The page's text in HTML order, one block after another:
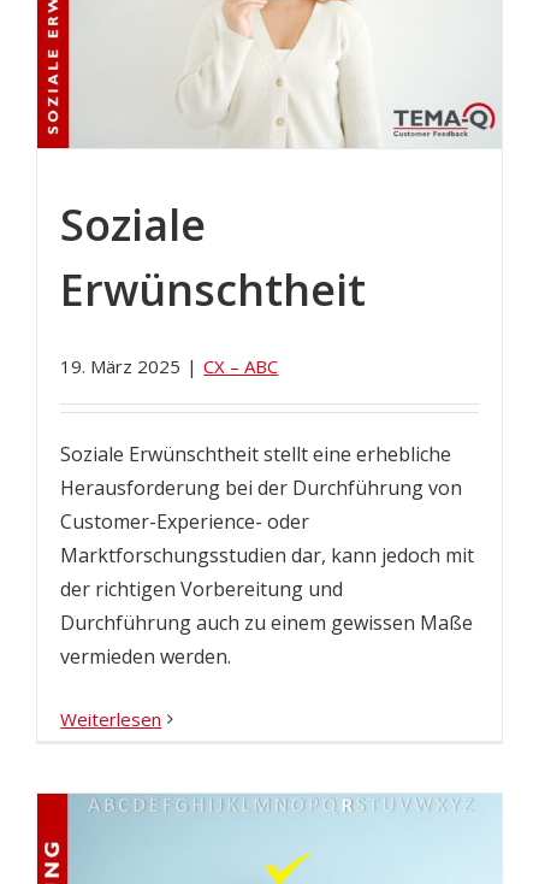
Soziale
Erwünschtheit
19. März 2025 | CX – ABC
Soziale Erwünschtheit stellt eine erhebliche
Herausforderung bei der Durchführung von
Customer-Experience- oder
Marktforschungsstudien dar, kann jedoch mit
der richtigen Vorbereitung und
Durchführung auch zu einem gewissen Maße
vermieden werden.
Weiterlesen